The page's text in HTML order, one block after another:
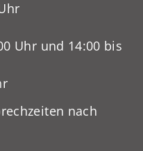
Uhr und 14:00 bis
nach